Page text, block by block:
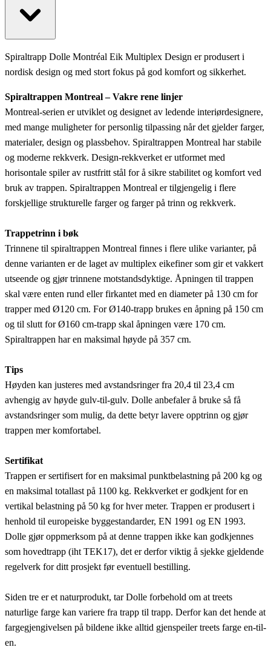
Spiraltrapp Dolle Montréal Eik Multiplex Design er produsert i
nordisk design og med stort fokus på god komfort og sikkerhet.
Spiraltrappen Montreal – Vakre rene linjer
Montreal-serien er utviklet og designet av ledende interiørdesignere,
med mange muligheter for personlig tilpassing når det gjelder farger,
materialer, design og plassbehov. Spiraltrappen Montreal har stabile
og moderne rekkverk. Design-rekkverket er utformet med
horisontale spiler av rustfritt stål for å sikre stabilitet og komfort ved
bruk av trappen. Spiraltrappen Montreal er tilgjengelig i flere
forskjellige strukturelle farger og farger på trinn og rekkverk.
Trappetrinn i bøk
Trinnene til spiraltrappen Montreal finnes i flere ulike varianter, på
denne varianten er de laget av multiplex eikefiner som gir et vakkert
utseende og gjør trinnene motstandsdyktige. Åpningen til trappen
skal være enten rund eller firkantet med en diameter på 130 cm for
trapper med Ø120 cm. For Ø140-trapp brukes en åpning på 150 cm
og til slutt for Ø160 cm-trapp skal åpningen være 170 cm.
Spiraltrappen har en maksimal høyde på 357 cm.
Tips
Høyden kan justeres med avstandsringer fra 20,4 til 23,4 cm
avhengig av høyde gulv-til-gulv. Dolle anbefaler å bruke så få
avstandsringer som mulig, da dette betyr lavere opptrinn og gjør
trappen mer komfortabel.
Sertifikat
Trappen er sertifisert for en maksimal punktbelastning på 200 kg og
en maksimal totallast på 1100 kg. Rekkverket er godkjent for en
vertikal belastning på 50 kg for hver meter. Trappen er produsert i
henhold til europeiske byggestandarder, EN 1991 og EN 1993.
Dolle gjør oppmerksom på at denne trappen ikke kan godkjennes
som hovedtrapp (iht TEK17), det er derfor viktig å sjekke gjeldende
regelverk for ditt prosjekt før eventuell bestilling.
Siden tre er et naturprodukt, tar Dolle forbehold om at treets
naturlige farge kan variere fra trapp til trapp. Derfor kan det hende at
fargegjengivelsen på bildene ikke alltid gjenspeiler treets farge en-til-
en.